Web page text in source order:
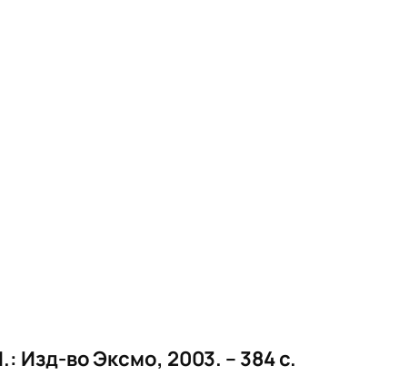
Изд-во Эксмо, 2003. – 384 с.